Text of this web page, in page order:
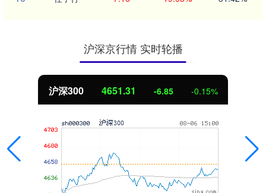
沪深京行情 实时轮播
沪深300 4651.31 -6.85 -0.15%